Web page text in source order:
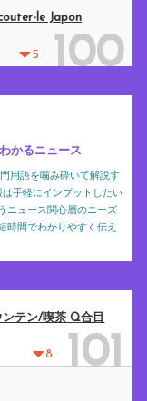
5 100
le Japon
かるニュース
用語を噛み砕いて解説す
手軽にインプットしたい
ニュース関心層のニーズ
時間でわかりやすく伝え
8 101
テン/喫茶 Q合目